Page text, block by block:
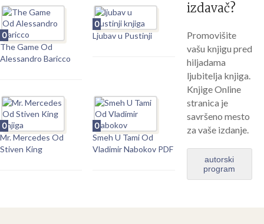
0
The Game Od
Alessandro Baricco
0
Ljubav u Pustinji
0
Mr. Mercedes Od
Stiven King
0
Smeh U Tami Od
Vladimir Nabokov PDF
izdavač?
Promovišite
vašu knjigu pred
hiljadama
ljubitelja knjiga.
Knjige Online
stranica je
savršeno mesto
za vaše izdanje.
autorski
program